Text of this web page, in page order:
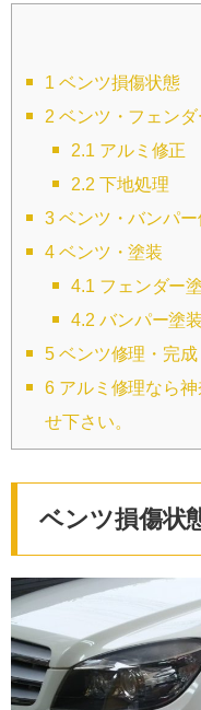
1 ベンツ損傷状態
2 ベンツ・フェン
2.1 アルミ修正
2.2 下地処理
3ベンツ・バンパー
4ベンツ・塗装
4.1 フェンダー
4.2 バンパー塗装
5ベンツ修理・完成
6アルミ修理なら
せ下さい。
ベンツ損傷状